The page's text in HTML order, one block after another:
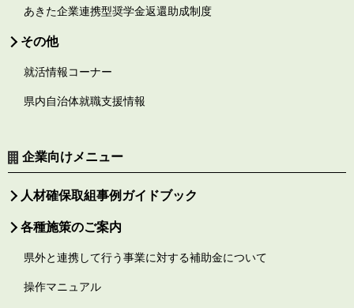
あきた企業連携型奨学金返還助成制度
その他
就活情報コーナー
県内自治体就職支援情報
企業向けメニュー
人材確保取組事例ガイドブック
各種施策のご案内
県外と連携して行う事業に対する補助金について
操作マニュアル